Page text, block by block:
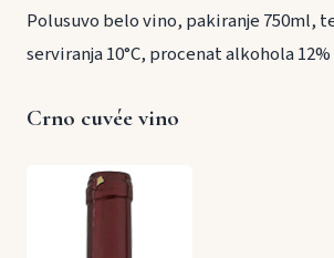
Polusuvo belo vino, pakiranje 750ml,
serviranja 10°C, procenat alkohola 12%
Crno cuvée vino